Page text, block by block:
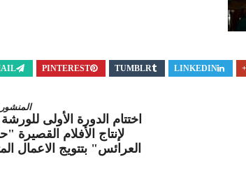
LINKEDIN
TUMBLR
PINTEREST
اختتام الدورة الأولى للورشة
لإنتاج الأفلام القصيرة
العرائس" بتتويج الاعمال